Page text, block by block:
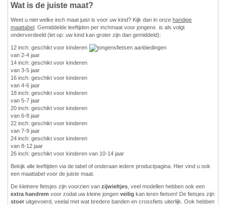
Wat is de juiste maat?
Weet u niet welke inch maat juist is voor uw kind? Kijk dan in onze handige
maattabel . Gemiddelde leeftijden per inchmaat voor jongens is als volgt
onderverdeeld (let op: uw kind kan groter zijn dan gemiddeld):
12 inch: geschikt voor kinderen
van 2-4 jaar
14 inch: geschikt voor kinderen
van 3-5 jaar
16 inch: geschikt voor kinderen
van 4-6 jaar
18 inch: geschikt voor kinderen
van 5-7 jaar
20 inch: geschikt voor kinderen
van 6-8 jaar
22 inch: geschikt voor kinderen
van 7-9 jaar
24 inch: geschikt voor kinderen
van 8-12 jaar
26 inch: geschikt voor kinderen van 10-14 jaar
Bekijk alle leeftijden via de tabel of onderaan iedere productpagina. Hier vind u ook
een maattabel voor de juiste maat.
De kleinere fietsjes zijn voorzien van zijwieltjes , veel modellen hebben ook een
extra handrem voor zodat uw kleine jongen veilig kan leren fietsen! De fietsjes zijn
stoer uitgevoerd, veelal met wat bredere banden en crossfiets uiterlijk. Ook hebben